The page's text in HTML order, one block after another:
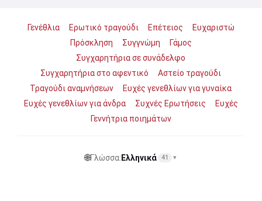
Γενέθλια Ερωτικό τραγούδι Επέτειος
Ευχαριστώ
Πρόσκληση
Συγγνώμη
Γάμος
Συγχαρητήρια σε συνάδελφο
Συγχαρητήρια στο αφεντικό
Αστείο τραγούδι
Τραγούδι αναμνήσεων
Ευχές γενεθλίων για γυναίκα
Ευχές γενεθλίων για άνδρα
Συχνές Ερωτήσεις
Ευχές
Γεννήτρια ποιημάτων
🌐Γλώσσα: Ελληνικά 41 ▾